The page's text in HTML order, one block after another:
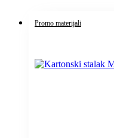
Promo materijali